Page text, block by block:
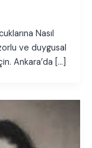
Nasıl
ve duygusal
Ankara’da […]